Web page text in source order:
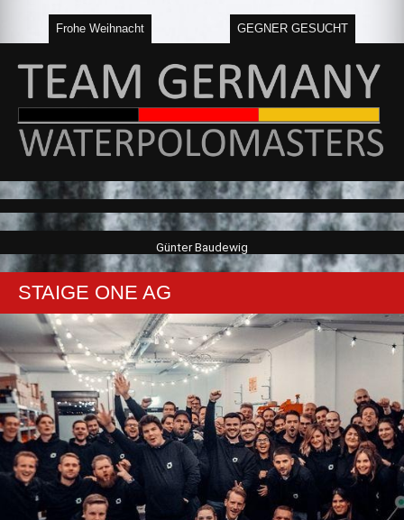
Beitragsnavigation
Frohe Weihnacht GEGNER GESUCHT
Günter Baudewig
STAIGE ONE AG